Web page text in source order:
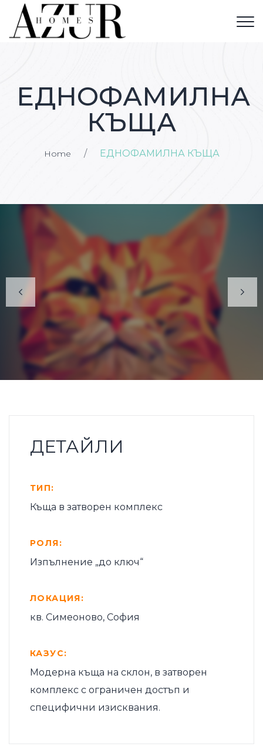
ЕДНОФАМИЛНА
КЪЩА
Home / ЕДНОФАМИЛНА КЪЩА
ДЕТАЙЛИ
ТИП:
Къща в затворен комплекс
РОЛЯ:
Изпълнение „до ключ“
ЛОКАЦИЯ:
кв. Симеоново, София
КАЗУС:
Модерна къща на склон, в затворен
комплекс с ограничен достъп и
специфични изисквания.